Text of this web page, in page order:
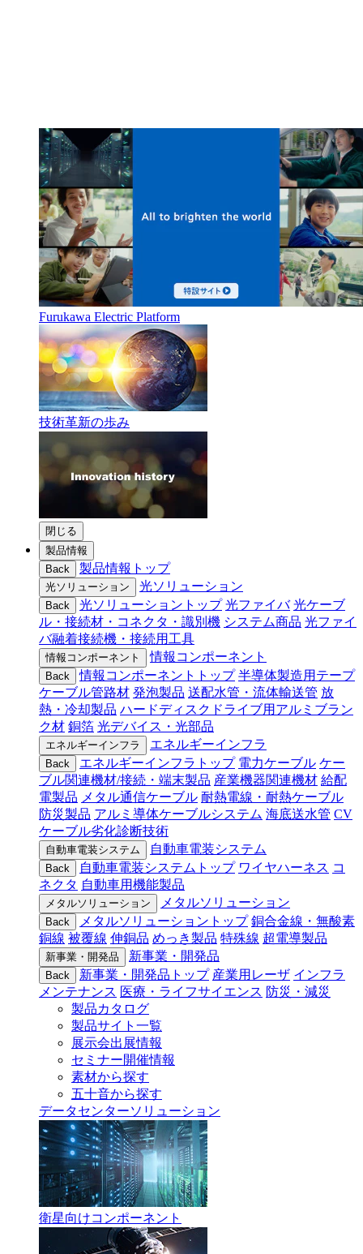
Furukawa Electric Platform
技術革新の歩み
閉じる
製品情報
Back
製品情報トップ
光ソリューション 光ソリューション
Back 光ソリューショントップ 光ファイバ 光ケーブ
ル・接続材・コネクタ・識別機 システム商品 光ファイ
バ融着接続機・接続用工具
情報コンポーネント 情報コンポーネント
Back 情報コンポーネントトップ 半導体製造用テープ
ケーブル管路材 発泡製品 送配水管・流体輸送管 放
熱・冷却製品 ハードディスクドライブ用アルミブラン
ク材 銅箔 光デバイス・光部品
エネルギーインフラ エネルギーインフラ
Back エネルギーインフラトップ 電力ケーブル ケー
ブル関連機材/接続・端末製品 産業機器関連機材 給配
電製品 メタル通信ケーブル 耐熱電線・耐熱ケーブル
防災製品 アルミ導体ケーブルシステム 海底送水管 CV
ケーブル劣化診断技術
自動車電装システム 自動車電装システム
Back 自動車電装システムトップ ワイヤハーネス コ
ネクタ 自動車用機能製品
メタルソリューション メタルソリューション
Back メタルソリューショントップ 銅合金線・無酸素
銅線 被覆線 伸銅品 めっき製品 特殊線 超電導製品
新事業・開発品 新事業・開発品
Back 新事業・開発品トップ 産業用レーザ インフラ
メンテナンス 医療・ライフサイエンス 防災・減災
製品カタログ
製品サイト一覧
展示会出展情報
セミナー開催情報
素材から探す
五十音から探す
データセンターソリューション
衛星向けコンポーネント